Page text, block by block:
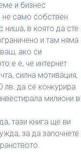
и бизнес
само собствен
ниша, в която да сте
и там няма
ако си
е е, че интернет
силна мотивация,
лв. да се конкурира
милиони в
тази книга ще ви
за да започнете